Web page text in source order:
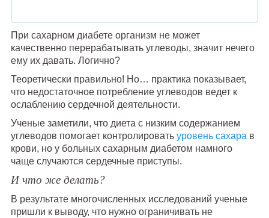
При сахарном диабете организм не может
качественно перерабатывать углеводы, значит нечего
ему их давать. Логично?
Теоретически правильно! Но… практика показывает,
что недостаточное потребление углеводов ведет к
ослаблению сердечной деятельности.
Ученые заметили, что диета с низким содержанием
углеводов помогает контролировать уровень сахара в
крови, но у больных сахарным диабетом намного
чаще случаются сердечные приступы.
И что же делать?
В результате многочисленных исследований ученые
пришли к выводу, что нужно ограничивать не